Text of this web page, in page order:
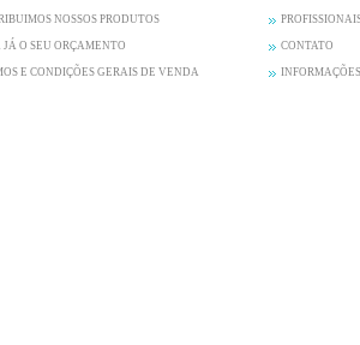
NOSSOS PRODUTOS
JÁ O SEU ORÇAMENTO CONTATO
E CONDIÇÕES GERAIS DE VENDA